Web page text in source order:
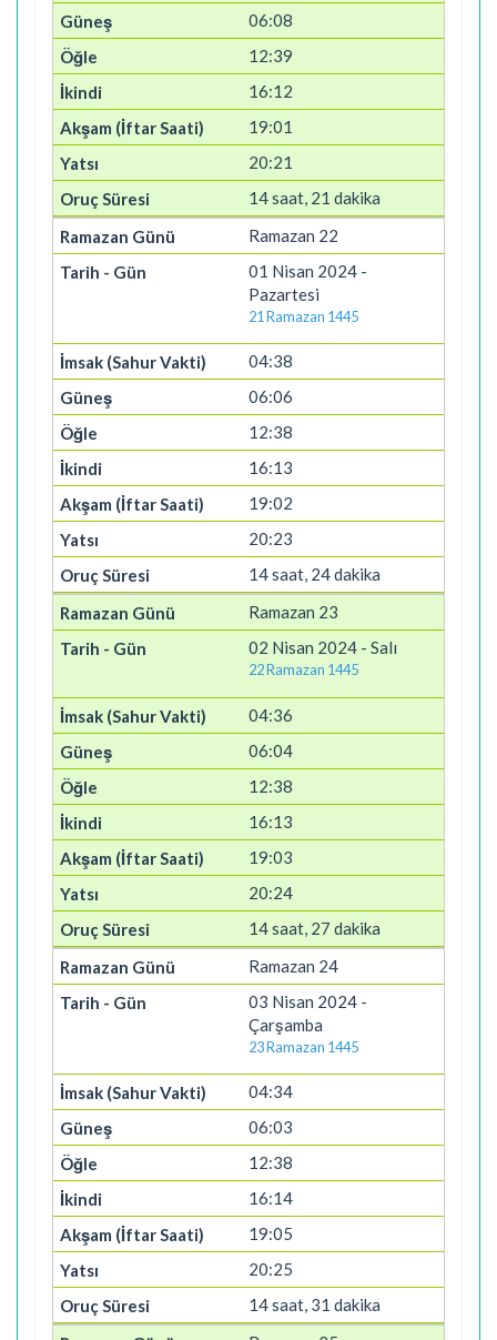
06:08
12:39
16:12
19:01
20:21
14 saat, 21 dakika
Ramazan 22
01 Nisan 2024 -
Pazartesi
21 Ramazan 1445
04:38
06:06
12:38
16:13
19:02
20:23
14 saat, 24 dakika
Ramazan 23
02 Nisan 2024 - Salı
22 Ramazan 1445
04:36
06:04
12:38
16:13
19:03
20:24
14 saat, 27 dakika
Ramazan 24
03 Nisan 2024 -
Çarşamba
23 Ramazan 1445
04:34
06:03
12:38
16:14
19:05
20:25
14 saat, 31 dakika